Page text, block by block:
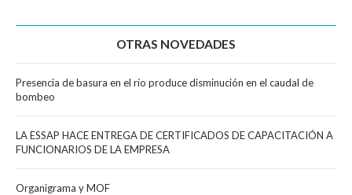
OTRAS NOVEDADES
Presencia de basura en el río produce disminución en el caudal de
bombeo
LA ESSAP HACE ENTREGA DE CERTIFICADOS DE CAPACITACIÓN A
FUNCIONARIOS DE LA EMPRESA
Organigrama y MOF